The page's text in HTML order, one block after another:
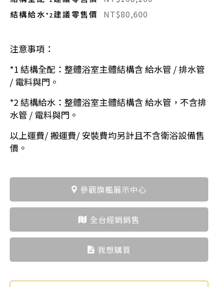
結構給水*2建議零售價 NT$80,600
注意事項：
*1 結構全配：整體浴室主體結構含 給水管 / 排水管
/ 電料與門。
*2 結構給水：整體浴室主體結構含 給水管，不含排
水管 / 電料與門。
以上運費/ 搬運費/ 安裝費均另計且不含衛浴設備售
價。
參觀旗艦展示中心
全台經銷銷售
我想購買